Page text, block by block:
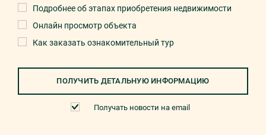
Подробнее об этапах приобретения недвижимости
Онлайн просмотр объекта
Как заказать ознакомительный тур
ПОЛУЧИТЬ ДЕТАЛЬНУЮ ИНФОРМАЦИЮ
Получать новости на email